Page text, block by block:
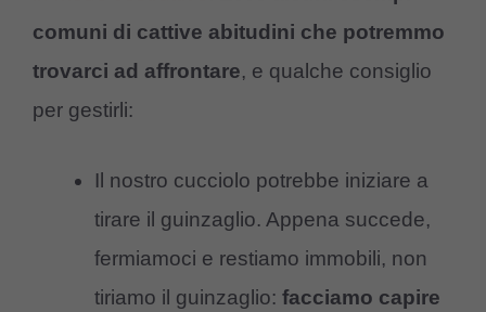
comuni di cattive abitudini che potremmo
trovarci ad affrontare, e qualche consiglio
per gestirli:
Il nostro cucciolo potrebbe iniziare a
tirare il guinzaglio. Appena succede,
fermiamoci e restiamo immobili, non
tiriamo il guinzaglio: facciamo capire